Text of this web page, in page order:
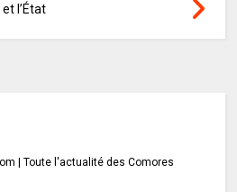
l’État
| Toute l'actualité des Comores